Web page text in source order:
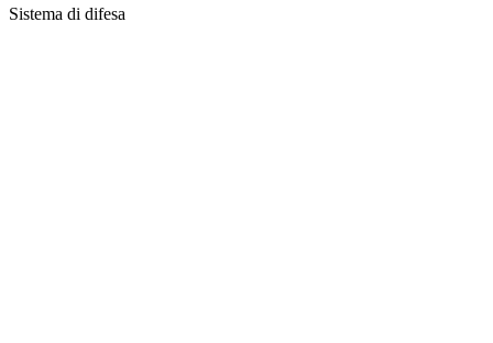
Sistema di difesa